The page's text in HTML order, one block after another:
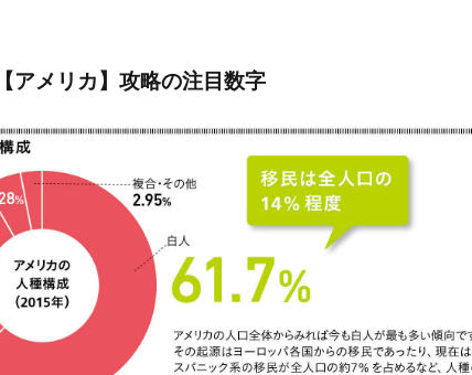
アメリカ】攻略の注目数字